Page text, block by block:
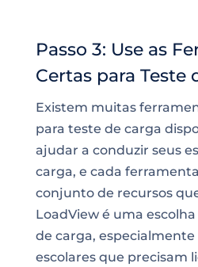
Passo 3: Use as
Certas para Teste
Existem muitas
para teste de carga
ajudar a conduzir seus
carga, e cada
conjunto de recursos
LoadView é uma
de carga, especialmente
escolares que precisam